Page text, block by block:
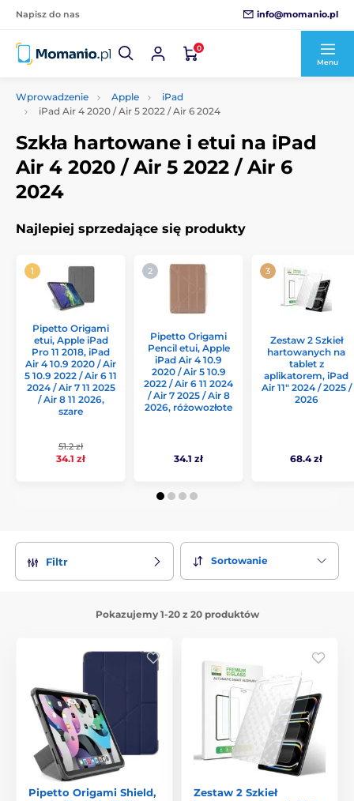
Napisz do nas info@momanio.pl
0
Menu
Wprowadzenie Apple
iPad
iPad Air 4 2020 / Air 5 2022 / Air 6 2024
Szkła hartowane i etui na iPad
Air 4 2020 / Air 5 2022 / Air 6
2024
Najlepiej sprzedające się produkty
Pipetto Origami
etui, Apple iPad
Pro 11 2018, iPad
Air 4 10.9 2020 / Air
5 10.9 2022 / Air 6 11
2024 / Air 7 11 2025
/ Air 8 11 2026,
szare
51.2 zł
34.1 zł
Pipetto Origami
Pencil etui, Apple
iPad Air 4 10.9
2020 / Air 5 10.9
2022 / Air 6 11 2024
/ Air 7 2025 / Air 8
2026, różowozłote
34.1 zł
Zestaw 2 Szkieł
hartowanych na
tablet z
aplikatorem, iPad
Air 11" 2024 / 2025 /
2026
68.4 zł
Filtr Sortowanie
Pokazujemy 1-20 z 20 produktów
Pipetto Origami Shield,
Zestaw 2 Szkieł